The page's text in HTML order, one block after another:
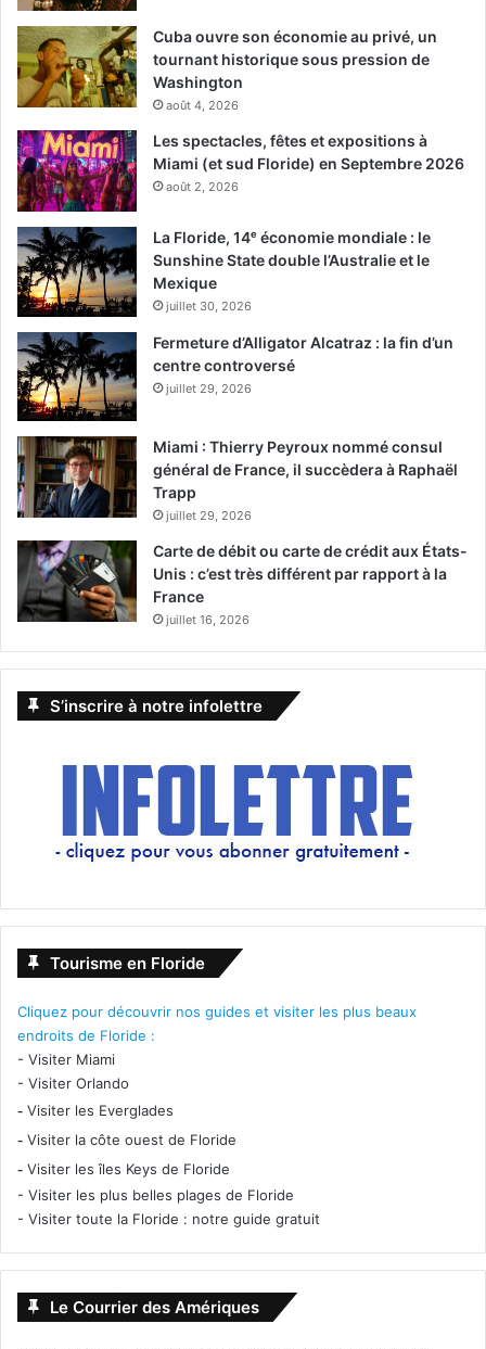
Cuba ouvre son économie au privé, un
tournant historique sous pression de
Washington
août 4, 2026
Les spectacles, fêtes et expositions à
Miami (et sud Floride) en Septembre 2026
août 2, 2026
La Floride, 14ᵉ économie mondiale : le
Sunshine State double l’Australie et le
Mexique
juillet 30, 2026
Fermeture d’Alligator Alcatraz : la fin d’un
centre controversé
juillet 29, 2026
Miami : Thierry Peyroux nommé consul
général de France, il succèdera à Raphaël
Trapp
juillet 29, 2026
Carte de débit ou carte de crédit aux États-
Unis : c’est très différent par rapport à la
France
juillet 16, 2026
S’inscrire à notre infolettre
Tourisme en Floride
Cliquez pour découvrir nos guides et visiter les plus beaux
endroits de Floride :
- Visiter Miami
- Visiter Orlando
- Visiter les Everglades
- Visiter la côte ouest de Floride
- Visiter les îles Keys de Floride
- Visiter les plus belles plages de Floride
- Visiter toute la Floride : notre guide gratuit
Le Courrier des Amériques